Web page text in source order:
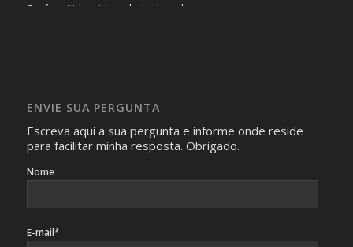
Será omitida a identidade de todas as pessoas que
identificação da pessoa fotografada.
ENVIE SUA PERGUNTA
Escreva aqui a sua pergunta e informe onde reside
para facilitar minha resposta. Obrigado.
Nome
E-mail*